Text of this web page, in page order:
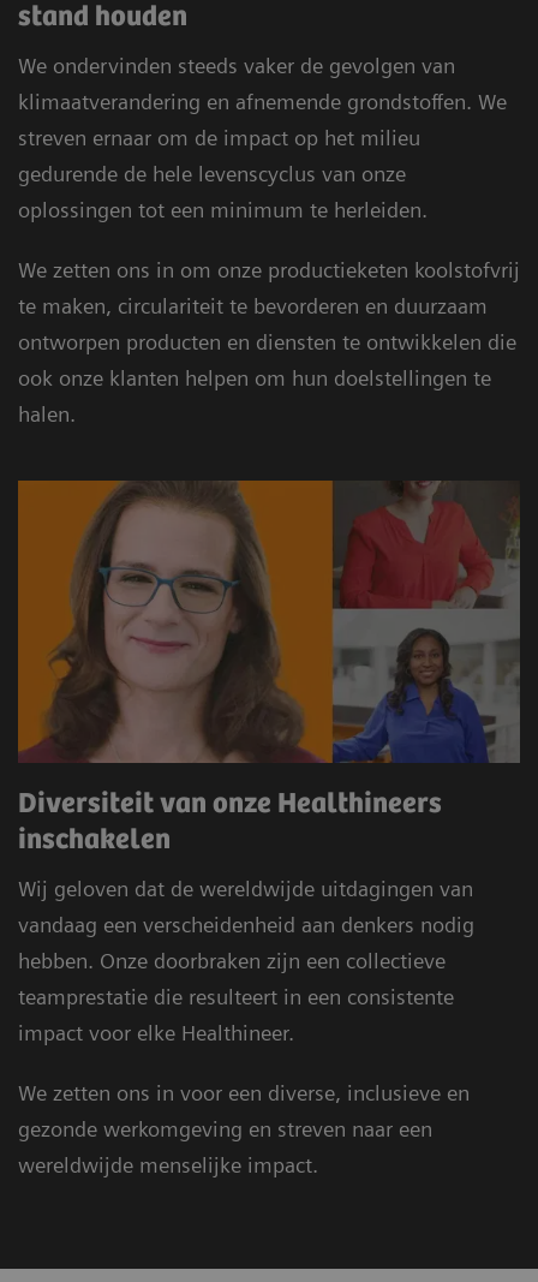
stand houden
We ondervinden steeds vaker de gevolgen van
klimaatverandering en afnemende grondstoffen. We
streven ernaar om de impact op het milieu
gedurende de hele levenscyclus van onze
oplossingen tot een minimum te herleiden.
We zetten ons in om onze productieketen koolstofvrij
te maken, circulariteit te bevorderen en duurzaam
ontworpen producten en diensten te ontwikkelen die
ook onze klanten helpen om hun doelstellingen te
halen.
Diversiteit van onze Healthineers
inschakelen
Wij geloven dat de wereldwijde uitdagingen van
vandaag een verscheidenheid aan denkers nodig
hebben. Onze doorbraken zijn een collectieve
teamprestatie die resulteert in een consistente
impact voor elke Healthineer.
We zetten ons in voor een diverse, inclusieve en
gezonde werkomgeving en streven naar een
wereldwijde menselijke impact.